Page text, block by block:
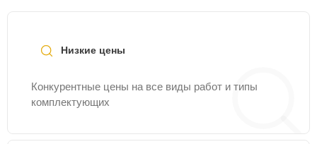
Низкие цены
Конкурентные цены на все виды работ и типы
комплектующих